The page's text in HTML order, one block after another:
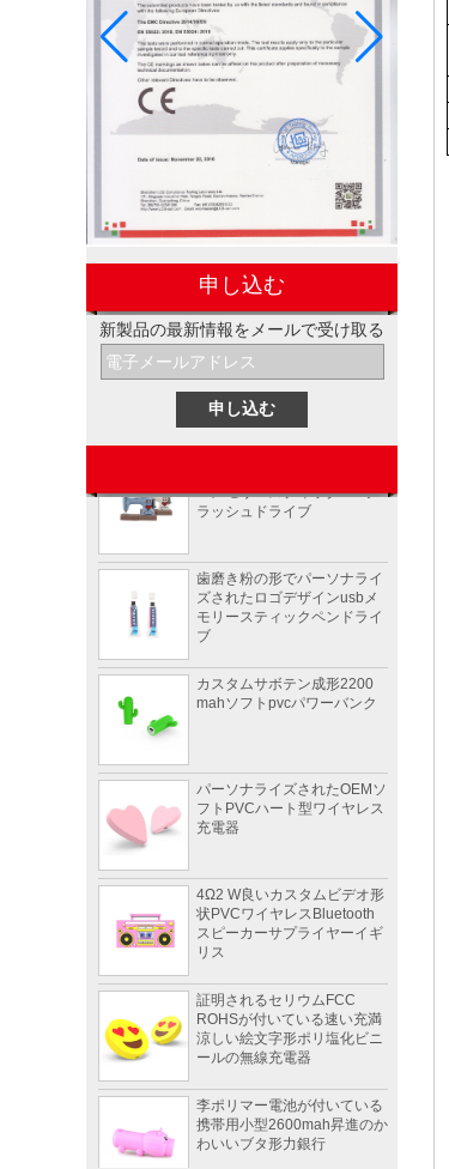
申し込む
新製品の最新情報をメールで受け取る
電子プロモーションペプシギ
フトボックスセット
ミシンカスタムデザインラバ
ズされたロゴデザインusbメ
モリースティックペンドライ
ブ
mahソフトpvcパワーバンク
フトPVCハート型ワイヤレス
充電器
状PVCワイヤレスBluetooth
スピーカーサプライヤーイギ
リス
ROHSが付いている速い充満
涼しい絵文字形ポリ塩化ビニ
ールの無線充電器
携帯用小型2600mah昇進のか
わいいブタ形力銀行